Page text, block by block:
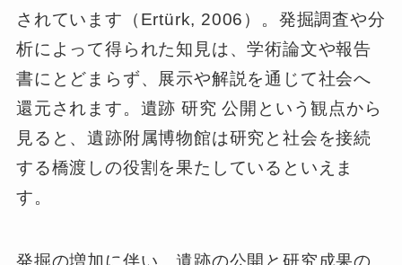
されています（Ertürk, 2006）。発掘調査や分
析によって得られた知見は、学術論文や報告
書にとどまらず、展示や解説を通じて社会へ
還元されます。遺跡 研究 公開という観点から
見ると、遺跡附属博物館は研究と社会を接続
する橋渡しの役割を果たしているといえま
す。
発掘の増加に伴い、遺跡の公開と研究成果の